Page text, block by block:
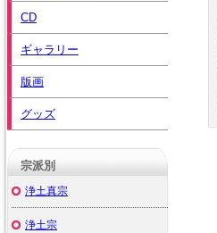
CD
ギャラリー
版画
グッズ
宗派別
浄土真宗
浄土宗